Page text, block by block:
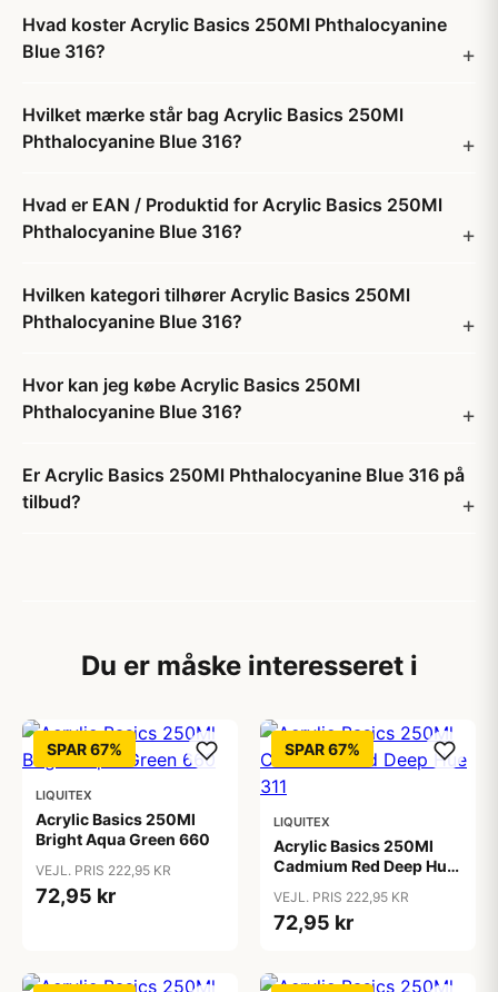
Hvad koster Acrylic Basics 250Ml Phthalocyanine
Blue 316?
Hvilket mærke står bag Acrylic Basics 250Ml
Phthalocyanine Blue 316?
Hvad er EAN / Produktid for Acrylic Basics 250Ml
Phthalocyanine Blue 316?
Hvilken kategori tilhører Acrylic Basics 250Ml
Phthalocyanine Blue 316?
Hvor kan jeg købe Acrylic Basics 250Ml
Phthalocyanine Blue 316?
Er Acrylic Basics 250Ml Phthalocyanine Blue 316 på
tilbud?
Du er måske interesseret i
SPAR 67%
LIQUITEX
Acrylic Basics 250Ml
Bright Aqua Green 660
VEJL. PRIS 222,95 KR
72,95 kr
SPAR 67%
LIQUITEX
Acrylic Basics 250Ml
Cadmium Red Deep Hue
VEJL. PRIS 222,95 KR
72,95 kr